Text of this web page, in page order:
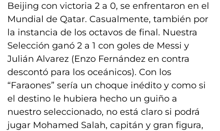
Beijing con victoria 2 a 0, se enfrentaron en el
Mundial de Qatar. Casualmente, también por
la instancia de los octavos de final. Nuestra
Selección ganó 2 a 1 con goles de Messi y
Julián Alvarez (Enzo Fernández en contra
descontó para los oceánicos). Con los
“Faraones” sería un choque inédito y como si
el destino le hubiera hecho un guiño a
nuestro seleccionado, no está claro si podrá
jugar Mohamed Salah, capitán y gran figura,